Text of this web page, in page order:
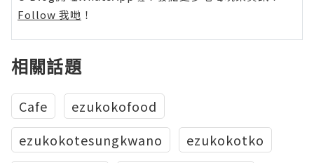
Follow 我哋 ！
相關話題
Cafe
ezukokofood
ezukokotesungkwano
ezukokotko